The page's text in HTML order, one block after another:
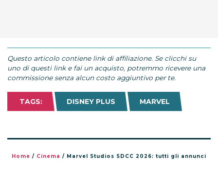
Questo articolo contiene link di affiliazione. Se clicchi su
uno di questi link e fai un acquisto, potremmo ricevere una
commissione senza alcun costo aggiuntivo per te.
TAGS: DISNEY PLUS MARVEL
Home / Cinema / Marvel Studios SDCC 2026: tutti gli annunci